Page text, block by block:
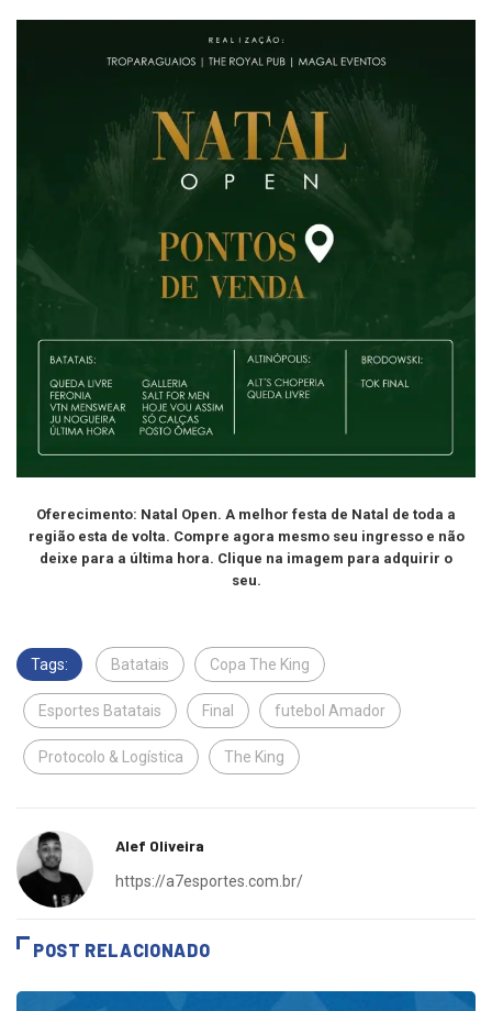
Oferecimento: Natal Open. A melhor festa de Natal de toda a
região esta de volta. Compre agora mesmo seu ingresso e não
deixe para a última hora. Clique na imagem para adquirir o
seu.
Tags: Batatais Copa The King
Esportes Batatais Final futebol Amador
Protocolo & Logística The King
Alef Oliveira
https://a7esportes.com.br/
POST RELACIONADO